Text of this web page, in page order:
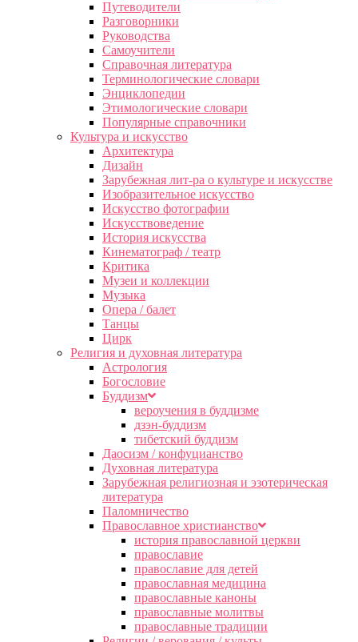
Путеводители
Разговорники
Руководства
Самоучители
Справочная литература
Терминологические словари
Энциклопедии
Этимологические словари
Популярные справочники
Культура и искусство
Архитектура
Дизайн
Зарубежная лит-ра о культуре и искусстве
Изобразительное искусство
Искусство фотографии
Искусствоведение
История искусства
Кинематограф / театр
Критика
Музеи и коллекции
Музыка
Опера / балет
Танцы
Цирк
Религия и духовная литература
Астрология
Богословие
Буддизм
вероучения в буддизме
дзэн-буддизм
тибетский буддизм
Даосизм / конфуцианство
Духовная литература
Зарубежная религиозная и эзотерическая
литература
Паломничество
Православное христианство
история православной церкви
православие
православие для детей
православная медицина
православные каноны
православные молитвы
православные традиции